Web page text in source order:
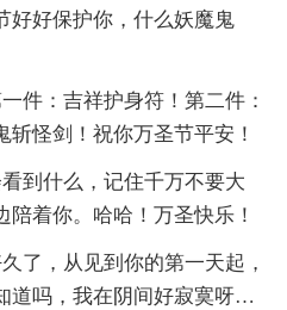
好好保护你，什么妖魔鬼
件：吉祥护身符！第二件：
怪剑！祝你万圣节平安！
到什么，记住千万不要大
着你。哈哈！万圣快乐！
了，从见到你的第一天起，
道吗，我在阴间好寂寞呀…